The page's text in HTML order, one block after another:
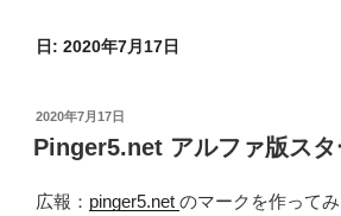
日: 2020年7月17日
投
稿
日:
2020年7月17日
Pinger5.net アルファ版スタ
広報： pinger5.net のマークを作ってみ